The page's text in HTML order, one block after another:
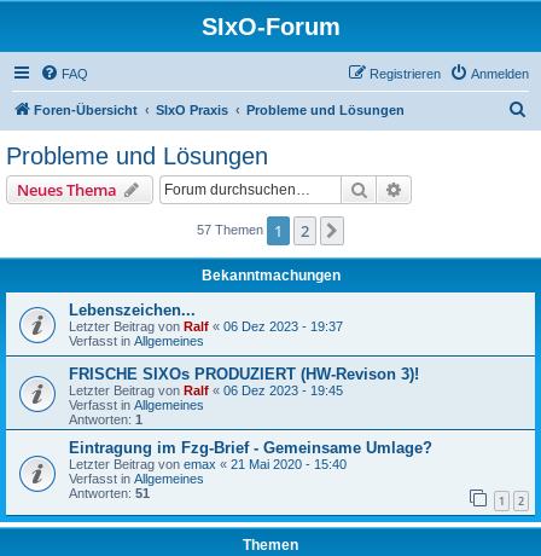
SIxO-Forum
FAQ Anmelden
Registrieren
Foren-Übersicht SIxO Praxis Probleme und Lösungen
Probleme und Lösungen
Neues Thema Suche
57 Themen 1 2
Bekanntmachungen
Lebenszeichen...
Letzter Beitrag von Ralf « 06 Dez 2023 - 19:37
Verfasst in Allgemeines
FRISCHE SIXOs PRODUZIERT (HW-Revison 3)!
Letzter Beitrag von Ralf « 06 Dez 2023 - 19:45
Verfasst in Allgemeines
Antworten: 1
Eintragung im Fzg-Brief - Gemeinsame Umlage?
Letzter Beitrag von emax « 21 Mai 2020 - 15:40
Verfasst in Allgemeines
Antworten: 51 1 2
Themen